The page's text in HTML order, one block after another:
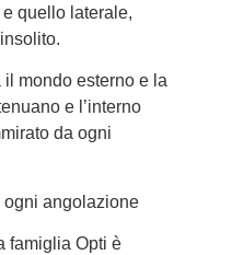
quello laterale,
il mondo esterno e la
e l’interno
da ogni
ogni angolazione
famiglia Opti è